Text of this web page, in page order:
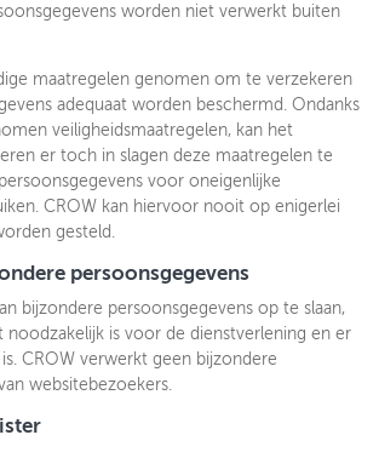
worden niet verwerkt buiten
maatregelen genomen om te verzekeren
adequaat worden beschermd. Ondanks
veiligheidsmaatregelen, kan het
er toch in slagen deze maatregelen te
voor oneigenlijke
CROW kan hiervoor nooit op enigerlei
gesteld.
persoonsgegevens
bijzondere persoonsgegevens op te slaan,
noodzakelijk is voor de dienstverlening en er
CROW verwerkt geen bijzondere
websitebezoekers.